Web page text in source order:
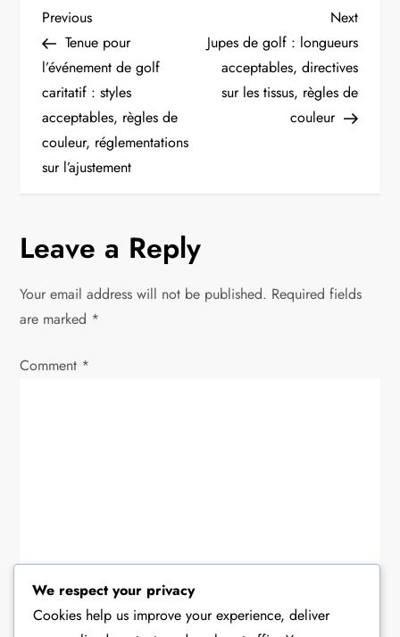
P
o
s
t
a
i
g
n
Previous
Post
Previous
Tenue pour
l’événement de golf
caritatif : styles
acceptables, règles de
couleur, réglementations
sur l’ajustement
Next
Post
Next
Jupes de golf : longueurs
acceptables, directives
sur les tissus, règles de
couleur
Leave a Reply
Your email address will not be published. Required fields
are marked *
Comment *
Name
We respect your privacy
Cookies help us improve your experience, deliver